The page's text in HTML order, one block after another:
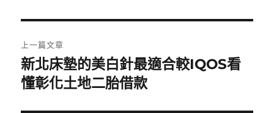
章
導
上一篇文章
上
一
新北床墊的美白針最適合較IQOS看
懂彰化土地二胎借款